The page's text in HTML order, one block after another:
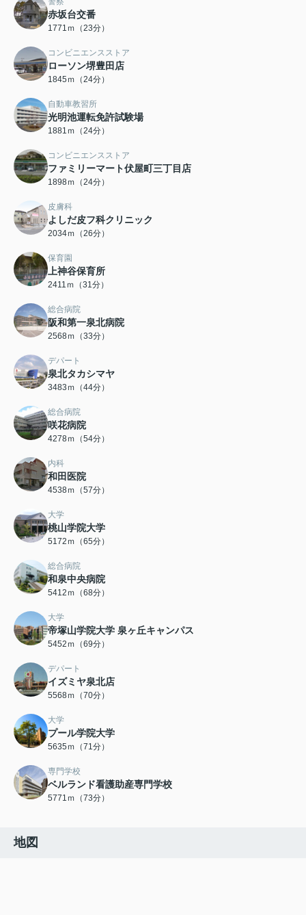
赤坂台交番
1771ｍ（23分）
コンビニエンスストア
ローソン堺豊田店
1845ｍ（24分）
自動車教習所
光明池運転免許試験場
1881ｍ（24分）
コンビニエンスストア
ファミリーマート伏屋町三丁目店
1898ｍ（24分）
皮膚科
よしだ皮フ科クリニック
2034ｍ（26分）
保育園
上神谷保育所
2411ｍ（31分）
総合病院
阪和第一泉北病院
2568ｍ（33分）
デパート
泉北タカシマヤ
3483ｍ（44分）
総合病院
咲花病院
4278ｍ（54分）
内科
和田医院
4538ｍ（57分）
大学
桃山学院大学
5172ｍ（65分）
総合病院
和泉中央病院
5412ｍ（68分）
大学
帝塚山学院大学 泉ヶ丘キャンパス
5452ｍ（69分）
デパート
イズミヤ泉北店
5568ｍ（70分）
大学
プール学院大学
5635ｍ（71分）
専門学校
ベルランド看護助産専門学校
5771ｍ（73分）
地図